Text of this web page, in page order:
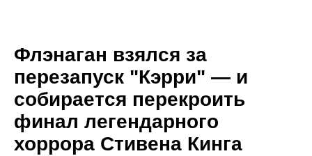
Флэнаган взялся за
перезапуск "Кэрри" — и
собирается перекроить
финал легендарного
хоррора Стивена Кинга